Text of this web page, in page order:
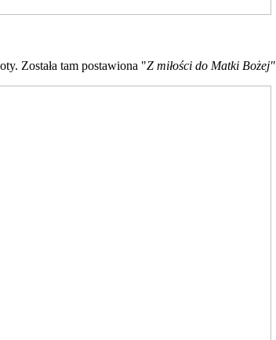
Została tam postawiona "Z miłości do Matki Bożej"